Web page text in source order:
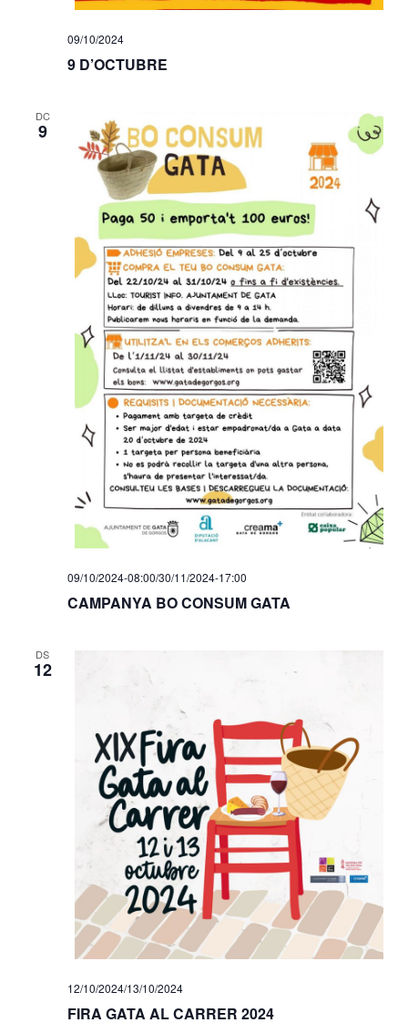
9 D’OCTUBRE
09/10/2024
DC
9
CAMPANYA BO CONSUM GATA
09/10/2024-08:00/30/11/2024-17:00
DS
12
FIRA GATA AL CARRER 2024
12/10/2024/13/10/2024